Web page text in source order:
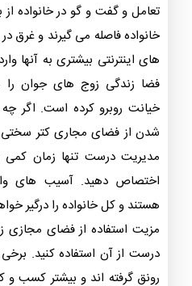
تعامل و گفت و گو در خانواده از
خانواده فاصله می گیرند و
های اینترنتی بیشتری به
فضا زندگی زوج های جوان
خیانت روبرو کرده است. اگر
شدن از فضای مجاری کتر سختی
مدیریت درست تنها زمان کمی
اختصاص دهید. آسیب های
هستند و کل خانواده را درگیر
مزیت استفاده از فضای
درست از آن استفاده کنید.
رونق گرفته اند و بیشتر کسب و